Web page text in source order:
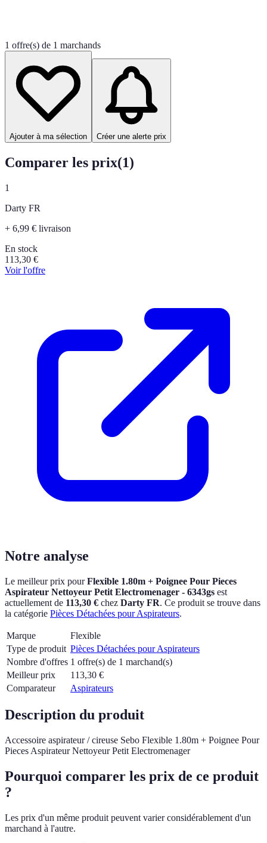
1 offre(s) de 1 marchands
Ajouter à ma sélection Créer une alerte prix
Comparer les prix(1)
1
Darty FR
+ 6,99 € livraison
En stock
113,30 €
Voir l'offre
Notre analyse
Le meilleur prix pourFlexible 1.80m + Poignee Pour Pieces
Aspirateur Nettoyeur Petit Electromenager - 6343gs est
actuellement de 113,30 € chez Darty FR. Ce produit se trouve dans
la catégorie Pièces Détachées pour Aspirateurs.
Marque
Flexible
Type de produit Pièces Détachées pour Aspirateurs
Nombre d'offres 1 offre(s) de 1 marchand(s)
Meilleur prix
113,30 €
Comparateur
Aspirateurs
Description du produit
Accessoire aspirateur / cireuse Sebo Flexible 1.80m + Poignee Pour
Pieces Aspirateur Nettoyeur Petit Electromenager
Pourquoi comparer les prix de ce produit
?
Les prix d'un même produit peuvent varier considérablement d'un
marchand à l'autre.